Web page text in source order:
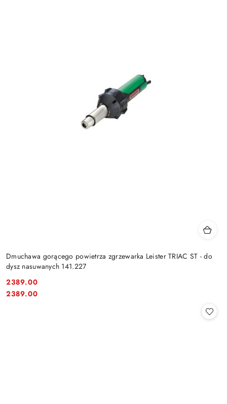
Dmuchawa gorącego powietrza zgrzewarka Leister TRIAC ST - do
dysz nasuwanych 141.227
Cena:
2389.00
Cena:
2389.00